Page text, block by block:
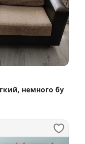
немного бу